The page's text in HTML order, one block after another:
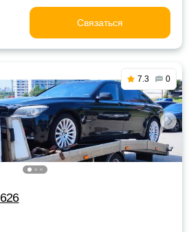
Связаться
7.3 0